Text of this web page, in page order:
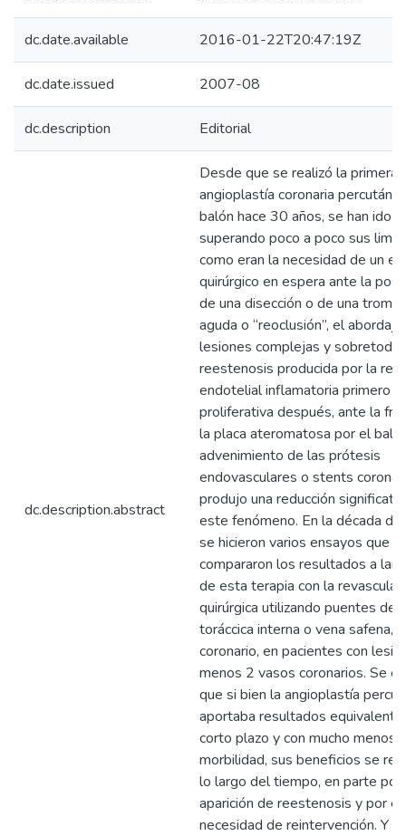
dc.date.available 2016-01-22T20:47:19Z
dc.date.issued 2007-08
dc.description Editorial
dc.description.abstract
Desde que se realizó la primera
angioplastía coronaria
balón hace 30 años, se han ido
superando poco a poco sus
como eran la necesidad de un
quirúrgico en espera ante la
de una disección o de una
aguda o “reoclusión”, el
lesiones complejas y
reestenosis producida por la
endotelial inflamatoria primero y
proliferativa después, ante la
la placa ateromatosa por el
advenimiento de las prótesis
endovasculares o stents
produjo una reducción
este fenómeno. En la década de
se hicieron varios ensayos que
compararon los resultados a
de esta terapia con la
quirúrgica utilizando puentes de
toráccica interna o vena safena,
coronario, en pacientes con
menos 2 vasos coronarios. Se
que si bien la angioplastía
aportaba resultados
corto plazo y con mucho menos
morbilidad, sus beneficios se
lo largo del tiempo, en parte por
aparición de reestenosis y por
necesidad de reintervención. Y